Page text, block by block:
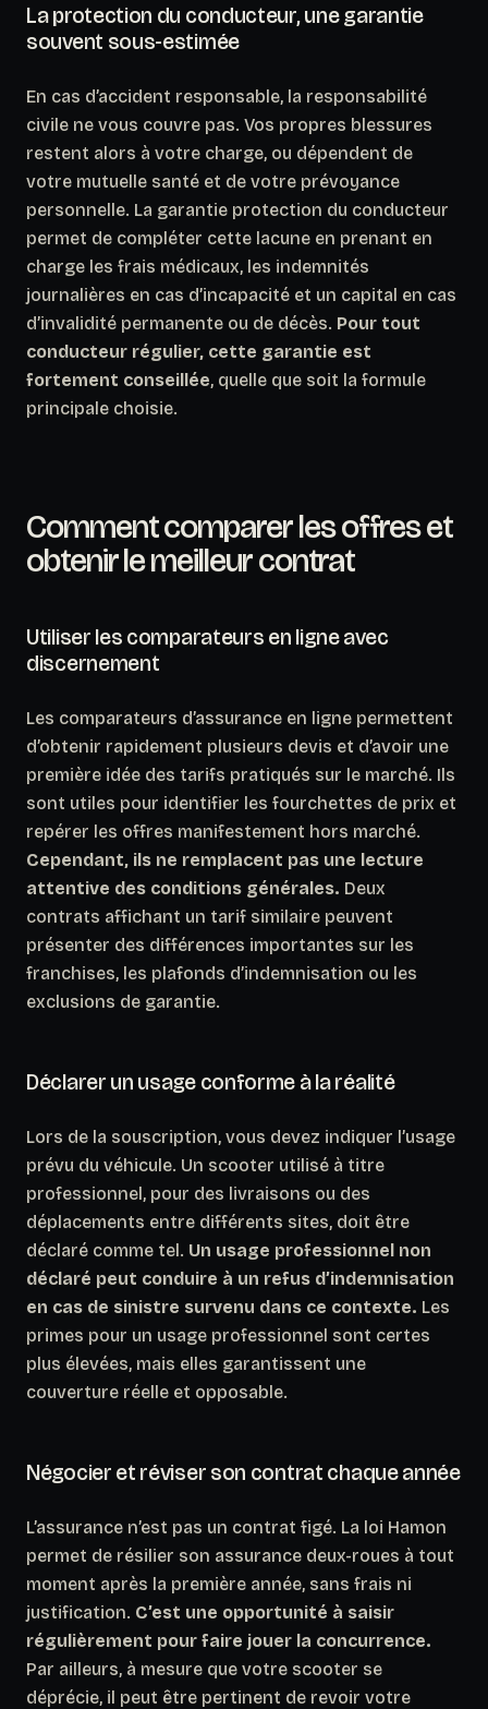
La protection du conducteur, une garantie
souvent sous-estimée
En cas d’accident responsable, la responsabilité
civile ne vous couvre pas. Vos propres blessures
restent alors à votre charge, ou dépendent de
votre mutuelle santé et de votre prévoyance
personnelle. La garantie protection du conducteur
permet de compléter cette lacune en prenant en
charge les frais médicaux, les indemnités
journalières en cas d’incapacité et un capital en cas
d’invalidité permanente ou de décès. Pour tout
conducteur régulier, cette garantie est
fortement conseillée, quelle que soit la formule
principale choisie.
Comment comparer les offres et
obtenir le meilleur contrat
Utiliser les comparateurs en ligne avec
discernement
Les comparateurs d’assurance en ligne permettent
d’obtenir rapidement plusieurs devis et d’avoir une
première idée des tarifs pratiqués sur le marché. Ils
sont utiles pour identifier les fourchettes de prix et
repérer les offres manifestement hors marché.
Cependant, ils ne remplacent pas une lecture
attentive des conditions générales. Deux
contrats affichant un tarif similaire peuvent
présenter des différences importantes sur les
franchises, les plafonds d’indemnisation ou les
exclusions de garantie.
Déclarer un usage conforme à la réalité
Lors de la souscription, vous devez indiquer l’usage
prévu du véhicule. Un scooter utilisé à titre
professionnel, pour des livraisons ou des
déplacements entre différents sites, doit être
déclaré comme tel. Un usage professionnel non
déclaré peut conduire à un refus d’indemnisation
en cas de sinistre survenu dans ce contexte. Les
primes pour un usage professionnel sont certes
plus élevées, mais elles garantissent une
couverture réelle et opposable.
Négocier et réviser son contrat chaque année
L’assurance n’est pas un contrat figé. La loi Hamon
permet de résilier son assurance deux-roues à tout
moment après la première année, sans frais ni
justification. C’est une opportunité à saisir
régulièrement pour faire jouer la concurrence.
Par ailleurs, à mesure que votre scooter se
déprécie, il peut être pertinent de revoir votre